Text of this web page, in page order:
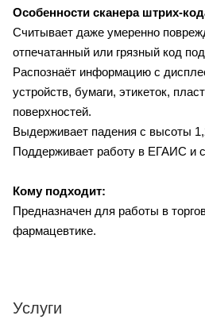
Особенности сканера штрих-
Считывает даже умеренно
отпечатанный или грязный код
Распознаёт информацию с
устройств, бумаги, этикеток,
поверхностей.
Выдерживает падения с высоты
Поддерживает работу в ЕГАИС и
Кому подходит:
Предназначен для работы в
фармацевтике.
Услуги